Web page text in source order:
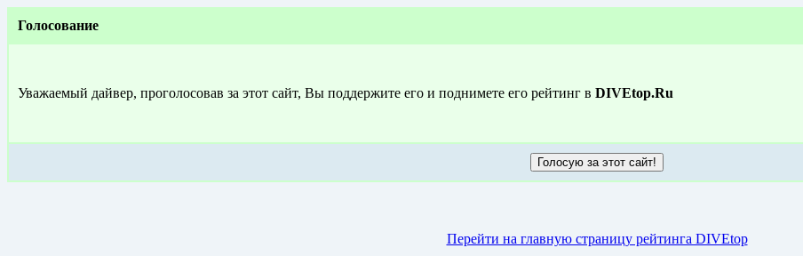
Голосование
Уважаемый дайвер, проголосовав за этот сайт, Вы поддержите его и поднимете его рейтинг в DIVEtop.Ru
Перейти на главную страницу рейтинга DIVEtop